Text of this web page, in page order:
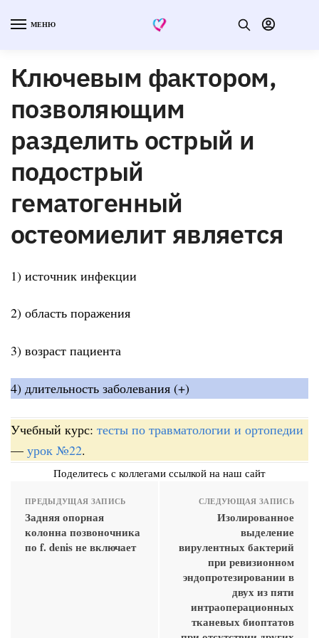
МЕНЮ
Ключевым фактором,
позволяющим
разделить острый и
подострый
гематогенный
остеомиелит является
1) источник инфекции
2) область поражения
3) возраст пациента
4) длительность заболевания (+)
Учебный курс: тесты по травматологии и ортопедии
— урок №22.
Поделитесь с коллегами ссылкой на наш сайт
ПРЕДЫДУЩАЯ ЗАПИСЬ
Задняя опорная
колонна позвоночника
по f. denis не включает
СЛЕДУЮЩАЯ ЗАПИСЬ
Изолированное
выделение
вирулентных бактерий
при ревизионном
эндопротезировании в
двух из пяти
интраоперационных
тканевых биоптатов